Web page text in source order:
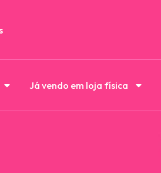
Já vendo em loja física